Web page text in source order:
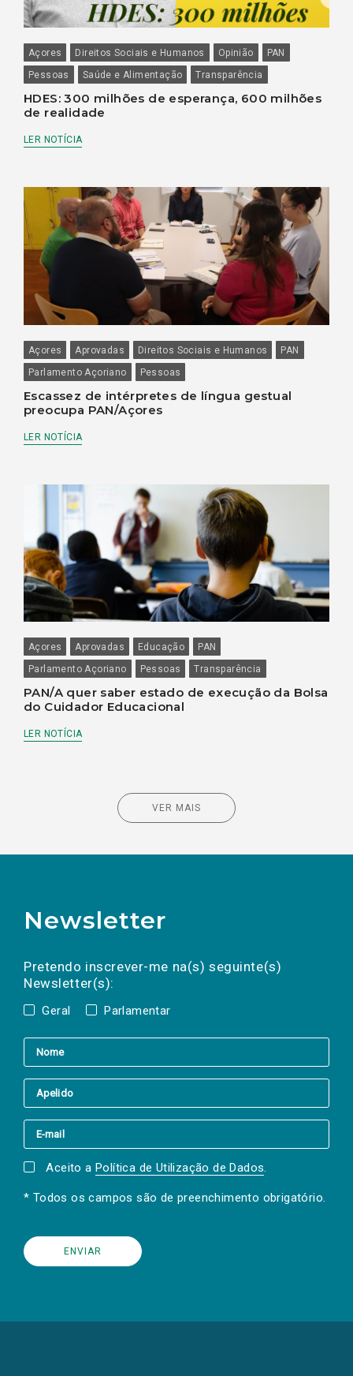
Açores Direitos Sociais e Humanos Opinião
PAN
Pessoas
Saúde e Alimentação Transparência
HDES: 300 milhões de esperança, 600 milhões
de realidade
LER NOTÍCIA
Açores Aprovadas Direitos Sociais e Humanos
PAN
Parlamento Açoriano
Pessoas
Escassez de intérpretes de língua gestual
preocupa PAN/Açores
LER NOTÍCIA
Açores Aprovadas Educação
PAN
Parlamento Açoriano
Pessoas Transparência
PAN/A quer saber estado de execução da Bolsa
do Cuidador Educacional
LER NOTÍCIA
VER MAIS
Newsletter
Pretendo inscrever-me na(s) seguinte(s)
Newsletter(s):
Geral Parlamentar
a(s) newsletter(s).
mail
Aceito a Política de Utilização de Dados.
* Todos os campos são de preenchimento obrigatório.